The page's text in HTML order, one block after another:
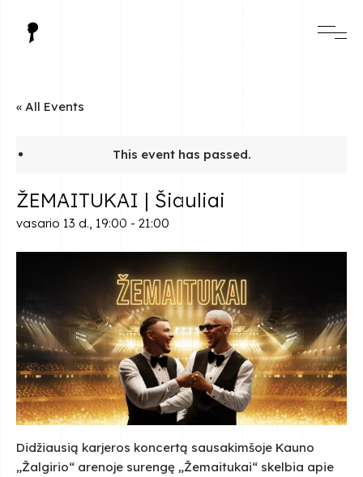
« All Events
This event has passed.
ŽEMAITUKAI | Šiauliai
vasario 13 d., 19:00 - 21:00
Didžiausią karjeros koncertą sausakimšoje Kauno
„Žalgirio“ arenoje surengę „Žemaitukai“ skelbia apie